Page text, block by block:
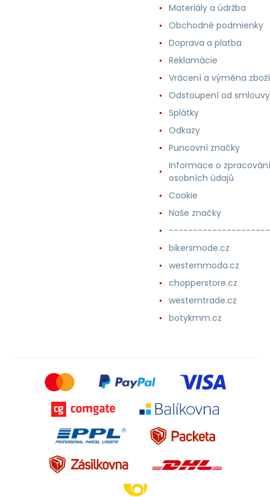
Materiály a údržba
Obchodné podmienky
Doprava a platba
Reklamácie
Vrácení a výměna zboží
Odstoupení od smlouvy
Splátky
Odkazy
Puncovní značky
Informace o zpracování
osobních údajů
Cookie
Naše značky
bikersmode.cz
westernmoda.cz
chopperstore.cz
westerntrade.cz
botykmm.cz